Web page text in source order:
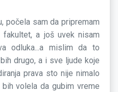
počela sam da pripremam
a još uvek nisam
odluka...a mislim da to
drugo, a i sve ljude koje
prava sto nije nimalo
bih volela da gubim vreme